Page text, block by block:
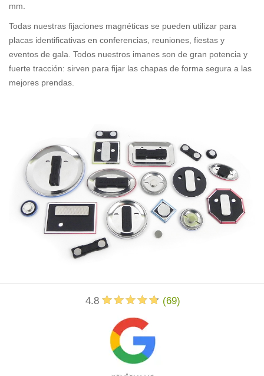
mm.
Todas nuestras fijaciones magnéticas se pueden utilizar para
placas identificativas en conferencias, reuniones, fiestas y
eventos de gala. Todos nuestros imanes son de gran potencia y
fuerte tracción: sirven para fijar las chapas de forma segura a las
mejores prendas.
4.8 (69)